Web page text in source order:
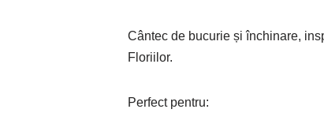
Cântec de bucurie și închinare,
Floriilor.
Perfect pentru: